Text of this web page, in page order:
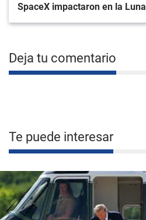
SpaceX impactaron en la Luna
Deja tu comentario
Te puede interesar